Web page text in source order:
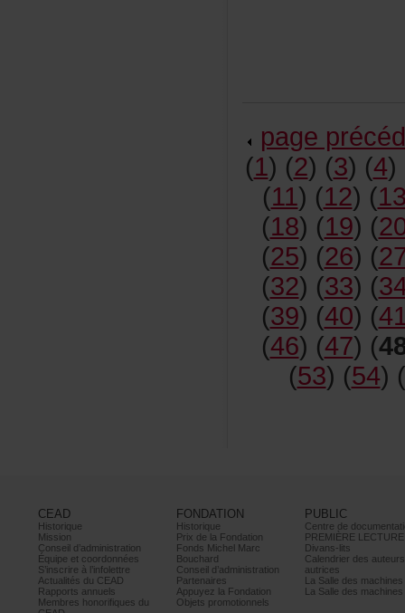
(1)(2)(3)(4
(11)(12)(
(18)(19)(
(25)(26)(
(32)(33)(
(39)(40)(
(46)(47)(
(53)(54)(
CEAD
Historique
Mission
Conseild’administration
Équipeetcoordonnées
S’inscrireàl’infolettre
ActualitésduCEAD
Rapportsannuels
Membreshonorifiquesdu
FONDATION
Historique
PrixdelaFondation
FondsMichelMarc
Bouchard
Conseild’administration
Partenaires
AppuyezlaFondation
Objetspromotionnels
PUBLIC
PREMIÈRELECTURE
Divans-lits
autrices